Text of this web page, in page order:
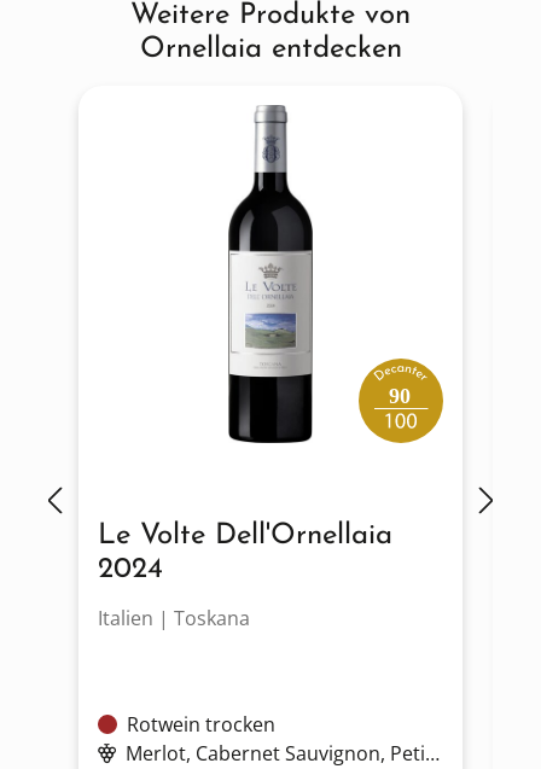
Produktgalerie überspringen
Weitere Produkte von
Ornellaia entdecken
90
Le Volte Dell'Ornellaia
2024
Italien | Toskana
Rotwein trocken
Merlot, Cabernet Sauvignon, Petit Verdot